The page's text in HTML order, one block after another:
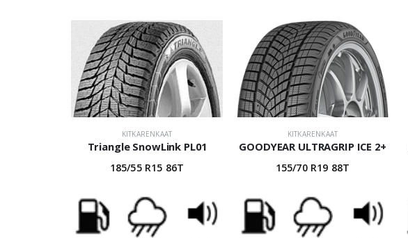
KITKARENKAAT
Triangle SnowLink PL01
185/55 R15 86T
KITKARENKAAT
GOODYEAR ULTRAGRIP ICE 2+
155/70 R19 88T